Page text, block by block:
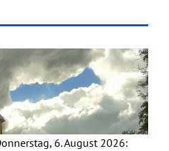
6. August 2026: